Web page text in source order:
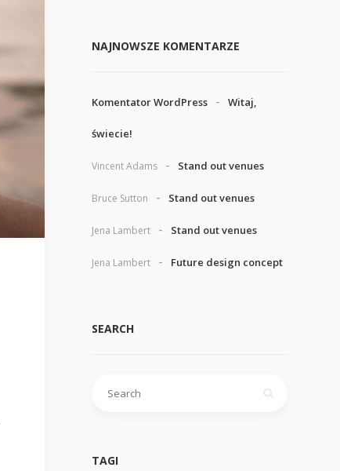
NAJNOWSZE KOMENTARZE
Komentator WordPress Witaj,
świecie!
Vincent Adams Stand out venues
Bruce Sutton Stand out venues
Jena Lambert Stand out venues
Jena Lambert Future design concept
SEARCH
TAGI